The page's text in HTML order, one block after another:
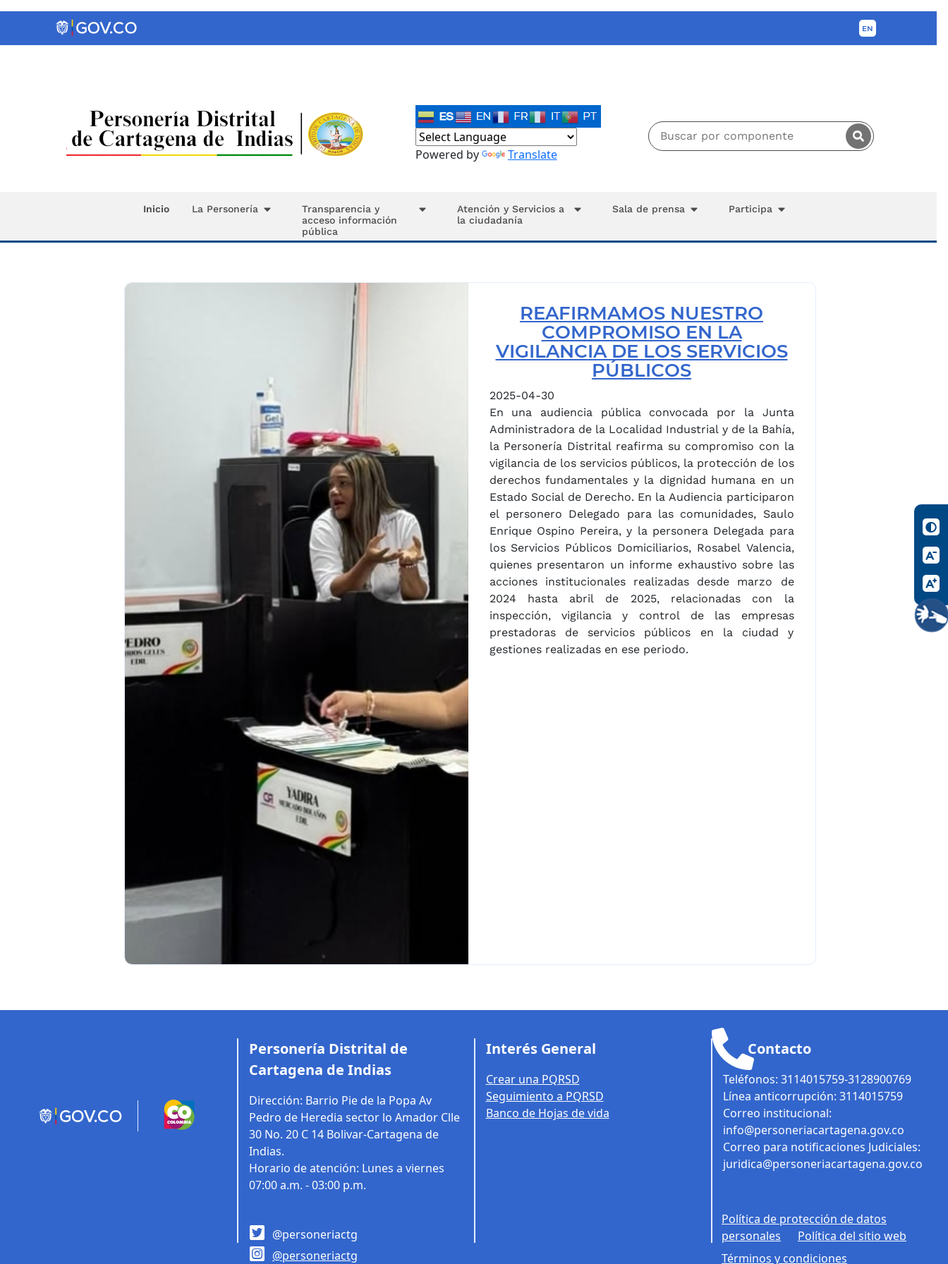
Powered by Translate
Inicio La Personería
Transparencia y
acceso información
pública
Atención y Servicios a
la ciudadanía
Sala de prensa Participa
REAFIRMAMOS NUESTRO
COMPROMISO EN LA
VIGILANCIA DE LOS SERVICIOS
PÚBLICOS
2025-04-30
En una audiencia pública convocada por la Junta
Administradora de la Localidad Industrial y de la Bahía,
la Personería Distrital reafirma su compromiso con la
vigilancia de los servicios públicos, la protección de los
derechos fundamentales y la dignidad humana en un
Estado Social de Derecho. En la Audiencia participaron
el personero Delegado para las comunidades, Saulo
Enrique Ospino Pereira, y la personera Delegada para
los Servicios Públicos Domiciliarios, Rosabel Valencia,
quienes presentaron un informe exhaustivo sobre las
acciones institucionales realizadas desde marzo de
2024 hasta abril de 2025, relacionadas con la
inspección, vigilancia y control de las empresas
prestadoras de servicios públicos en la ciudad y
gestiones realizadas en ese periodo.
Personería Distrital de
Cartagena de Indias
Dirección: Barrio Pie de la Popa Av
Pedro de Heredia sector lo Amador Clle
30 No. 20 C 14 Bolivar-Cartagena de
Indias.
Horario de atención: Lunes a viernes
07:00 a.m. - 03:00 p.m.
@personeriactg
@personeriactg
Interés General
Crear una PQRSD
Seguimiento a PQRSD
Banco de Hojas de vida
Contacto
Teléfonos: 3114015759-3128900769
Línea anticorrupción: 3114015759
Correo institucional:
info@personeriacartagena.gov.co
Correo para notificaciones Judiciales:
juridica@personeriacartagena.gov.co
Política de protección de datos
personales
Política del sitio web
Términos y condiciones